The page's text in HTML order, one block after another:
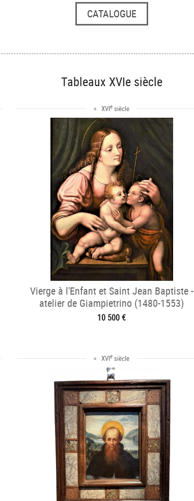
CATALOGUE
Tableaux XVIe siècle
< XVIe siècle
Vierge à l'Enfant et Saint Jean Baptiste -
atelier de Giampietrino (1480-1553)
10 500 €
< XVIe siècle